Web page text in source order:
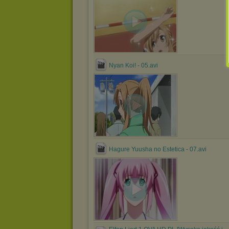
Nyan Koi! - 05.avi
Hagure Yuusha no Estetica - 07.avi